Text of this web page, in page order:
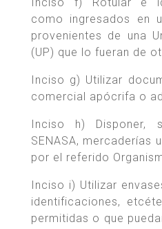
como ingresados en
provenientes de una
(UP) que lo fueran de
Inciso g) Utilizar
comercial apócrifa o
Inciso h) Disponer,
SENASA, mercaderías
por el referido
Inciso i) Utilizar
identificaciones,
permitidas o que